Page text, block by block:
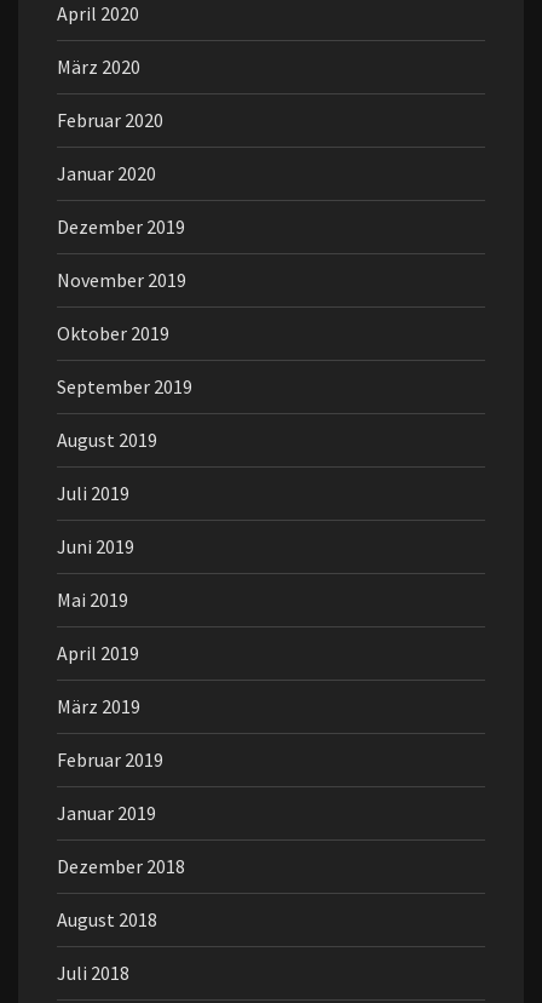
April 2020
März 2020
Februar 2020
Januar 2020
Dezember 2019
November 2019
Oktober 2019
September 2019
August 2019
Juli 2019
Juni 2019
Mai 2019
April 2019
März 2019
Februar 2019
Januar 2019
Dezember 2018
August 2018
Juli 2018